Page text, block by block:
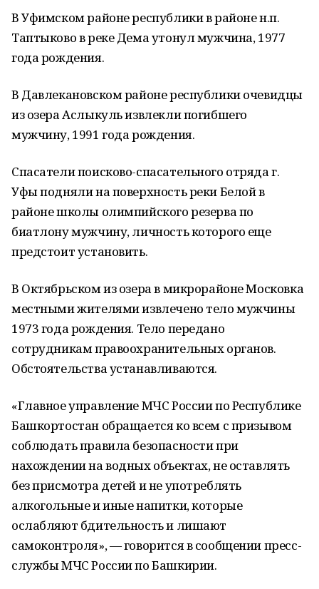
В Уфимском районе республики в районе н.п.
Таптыково в реке Дема утонул мужчина, 1977
года рождения.
В Давлекановском районе республики очевидцы
из озера Аслыкуль извлекли погибшего
мужчину, 1991 года рождения.
Спасатели поисково-спасательного отряда г.
Уфы подняли на поверхность реки Белой в
районе школы олимпийского резерва по
биатлону мужчину, личность которого еще
предстоит установить.
В Октябрьском из озера в микрорайоне Московка
местными жителями извлечено тело мужчины
1973 года рождения. Тело передано
сотрудникам правоохранительных органов.
Обстоятельства устанавливаются.
«Главное управление МЧС России по Республике
Башкортостан обращается ко всем с призывом
соблюдать правила безопасности при
нахождении на водных объектах, не оставлять
без присмотра детей и не употреблять
алкогольные и иные напитки, которые
ослабляют бдительность и лишают
самоконтроля», — говорится в сообщении пресс-
службы МЧС России по Башкирии.